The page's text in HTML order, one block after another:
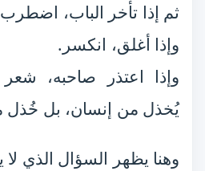
ثم إذا تأخر الباب،
وإذا أغلق، انكسر.
وإذا اعتذر صاحبه،
يُخذل من إنسان، بل خُذل
وهنا يظهر السؤال الذي لا